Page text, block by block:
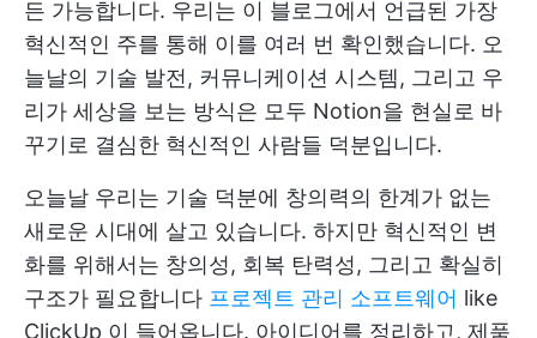
든 가능합니다. 우리는 이 블로그에서 언급된 가장
혁신적인 주를 통해 이를 여러 번 확인했습니다. 오
늘날의 기술 발전, 커뮤니케이션 시스템, 그리고 우
리가 세상을 보는 방식은 모두 Notion을 현실로 바
꾸기로 결심한 혁신적인 사람들 덕분입니다.
오늘날 우리는 기술 덕분에 창의력의 한계가 없는
새로운 시대에 살고 있습니다. 하지만 혁신적인 변
화를 위해서는 창의성, 회복 탄력성, 그리고 확실히
구조가 필요합니다 프로젝트 관리 소프트웨어 like
ClickUp 이 들어옵니다. 아이디어를 정리하고, 제품